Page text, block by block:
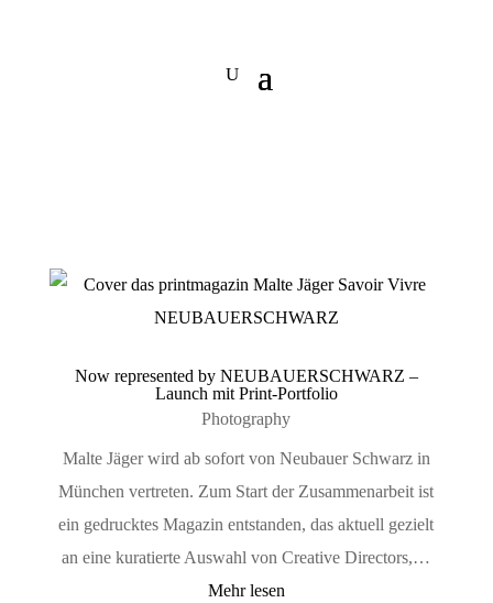
Now represented by NEUBAUERSCHWARZ –
Launch mit Print-Portfolio
Photography
Malte Jäger wird ab sofort von Neubauer Schwarz in
München vertreten. Zum Start der Zusammenarbeit ist
ein gedrucktes Magazin entstanden, das aktuell gezielt
an eine kuratierte Auswahl von Creative Directors,…
Mehr lesen